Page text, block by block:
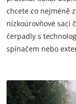
chcete co nejméně
nízkoúrovňové sací
čerpadly s
spínačem nebo